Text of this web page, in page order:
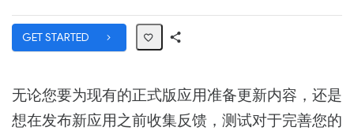
GET STARTED
无论您要为现有的正式版应用准备更新内容，还是
想在发布新应用之前收集反馈，测试对于完善您的